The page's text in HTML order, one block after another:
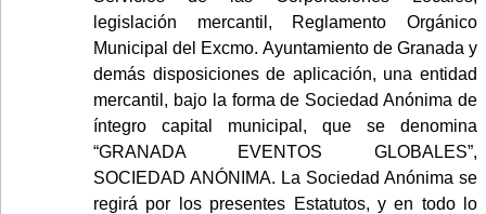
legislación mercantil, Reglamento Orgánico
Municipal del Excmo. Ayuntamiento de Granada y
demás disposiciones de aplicación, una entidad
mercantil, bajo la forma de Sociedad Anónima de
íntegro capital municipal, que se denomina
“GRANADA EVENTOS GLOBALES”,
SOCIEDAD ANÓNIMA. La Sociedad Anónima se
regirá por los presentes Estatutos, y en todo lo